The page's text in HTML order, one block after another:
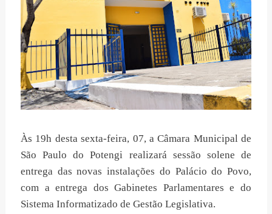
Às 19h desta sexta-feira, 07, a Câmara Municipal de
São Paulo do Potengi realizará sessão solene de
entrega das novas instalações do Palácio do Povo,
com a entrega dos Gabinetes Parlamentares e do
Sistema Informatizado de Gestão Legislativa.